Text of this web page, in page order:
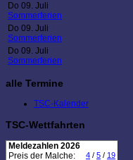
Do 09. Juli
Sommerferien
Do 09. Juli
Sommerferien
Do 09. Juli
Sommerferien
alle Termine
TSC-Kalender
TSC-Wettfahrten
Meldezahlen 2026
Preis der Malche:
4 / 5 / 19